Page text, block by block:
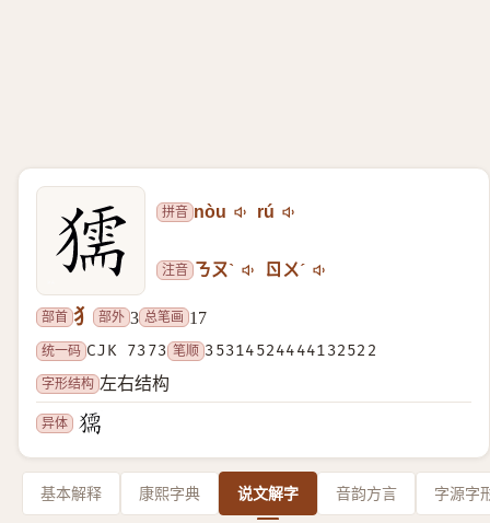
拼音 nòu rú
注音 ㄋㄡˋ ㄖㄨˊ
部首 犭 部外 3 总笔画 17
统一码 CJK 7373 笔顺 35314524444132522
字形结构 左右结构
异体
基本解释 康熙字典 说文解字 音韵方言 字源字